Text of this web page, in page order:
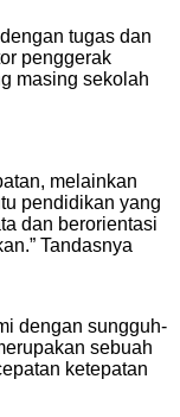
tugas dan
penggerak
masing sekolah
melainkan
pendidikan yang
dan berorientasi
Tandasnya
dengan sungguh-
sebuah
ketepatan